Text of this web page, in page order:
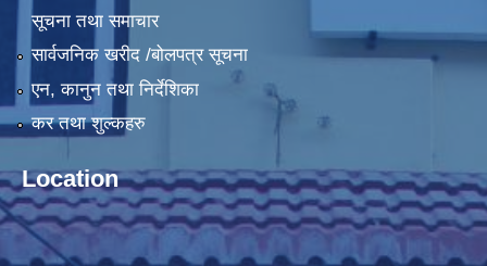
सूचना तथा समाचार
सार्वजनिक खरीद /बोलपत्र सूचना
एन, कानुन तथा निर्देशिका
कर तथा शुल्कहरु
Location